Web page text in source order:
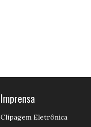
Imprensa
Clipagem Eletrônica